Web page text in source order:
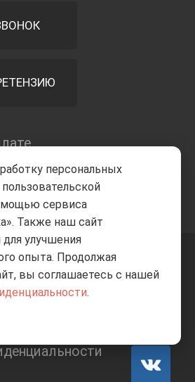
ВВЕРХ
персональных
сервиса
Также наш сайт
для улучшения
опыта. Продолжая
вы соглашаетесь с нашей
.